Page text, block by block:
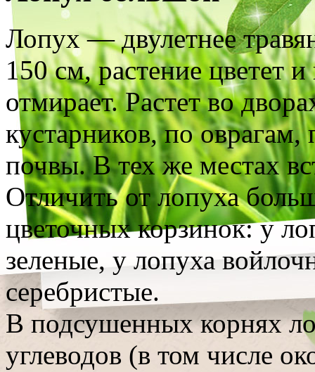
Лопух — двулетнее
150 см, растение цветет
отмирает. Растет во
кустарников, по
почвы. В тех же местах
Отличить от лопуха
цветочных корзинок: у
зеленые, у лопуха
серебристые.
В подсушенных корнях
углеводов (в том числе